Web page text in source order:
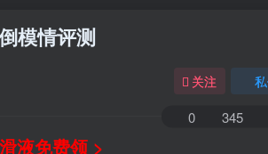
模情评测
关注
0 345
液免费领 >